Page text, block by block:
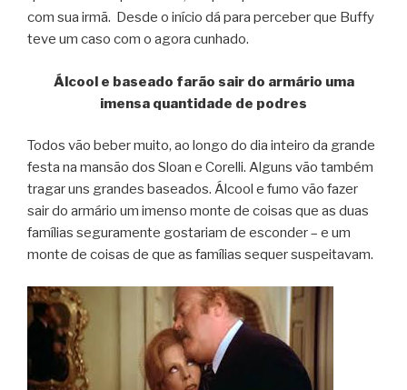
com sua irmã. Desde o início dá para perceber que Buffy
teve um caso com o agora cunhado.
Álcool e baseado farão sair do armário uma
imensa quantidade de podres
Todos vão beber muito, ao longo do dia inteiro da grande
festa na mansão dos Sloan e Corelli. Alguns vão também
tragar uns grandes baseados. Álcool e fumo vão fazer
sair do armário um imenso monte de coisas que as duas
famílias seguramente gostariam de esconder – e um
monte de coisas de que as famílias sequer suspeitavam.